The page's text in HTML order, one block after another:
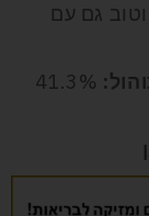
גם עם
41.3%